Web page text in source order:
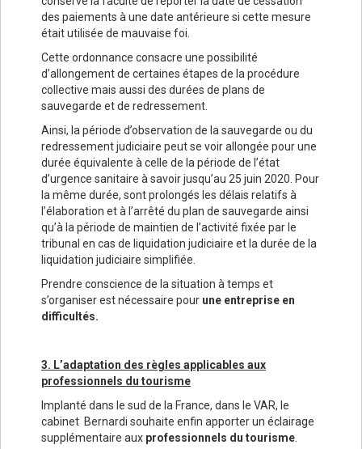
des paiements à une date antérieure si cette mesure
était utilisée de mauvaise foi.
Cette ordonnance consacre une possibilité
d’allongement de certaines étapes de la procédure
collective mais aussi des durées de plans de
sauvegarde et de redressement.
Ainsi, la période d’observation de la sauvegarde ou du
redressement judiciaire peut se voir allongée pour une
durée équivalente à celle de la période de l’état
d’urgence sanitaire à savoir jusqu’au 25 juin 2020. Pour
la même durée, sont prolongés les délais relatifs à
l’élaboration et à l’arrêté du plan de sauvegarde ainsi
qu’à la période de maintien de l’activité fixée par le
tribunal en cas de liquidation judiciaire et la durée de la
liquidation judiciaire simplifiée.
Prendre conscience de la situation à temps et
s’organiser est nécessaire pour une entreprise en
difficultés.
3. L’adaptation des règles applicables aux
professionnels du tourisme
Implanté dans le sud de la France, dans le VAR, le
cabinet Bernardi souhaite enfin apporter un éclairage
supplémentaire aux professionnels du tourisme